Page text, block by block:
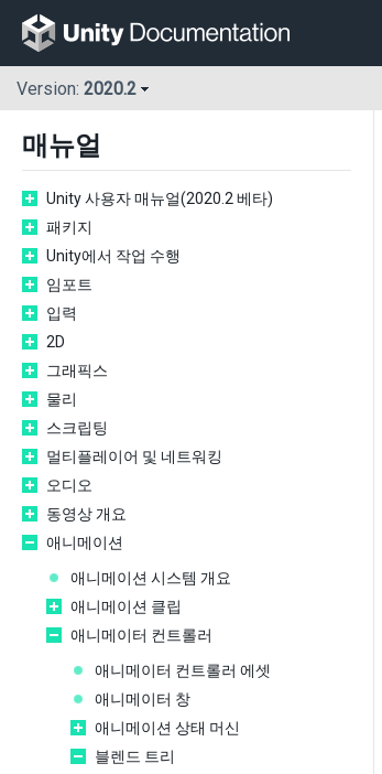
Version: 2020.2
매뉴얼
Unity 사용자 매뉴얼(2020.2 베타)
패키지
Unity에서 작업 수행
임포트
입력
2D
그래픽스
물리
스크립팅
멀티플레이어 및 네트워킹
오디오
동영상 개요
애니메이션
애니메이션 시스템 개요
애니메이션 클립
애니메이터 컨트롤러
애니메이터 컨트롤러 에셋
애니메이터 창
애니메이션 상태 머신
블렌드 트리